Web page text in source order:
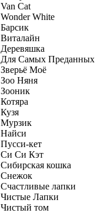
Van Cat
Wonder White
Барсик
Виталайн
Деревяшка
Для Самых Преданных
Зверьё Моё
Зоо Няня
Зооник
Котяра
Кузя
Мурзик
Найси
Пусси-кет
Си Си Кэт
Сибирская кошка
Снежок
Счастливые лапки
Чистые Лапки
Чистый том